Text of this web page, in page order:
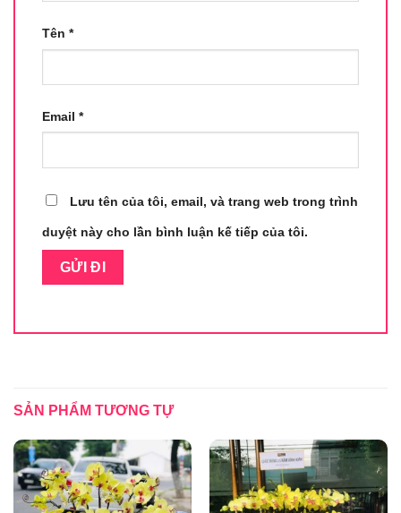
Tên *
Email *
Lưu tên của tôi, email, và trang web trong trình
duyệt này cho lần bình luận kế tiếp của tôi.
SẢN PHẨM TƯƠNG TỰ